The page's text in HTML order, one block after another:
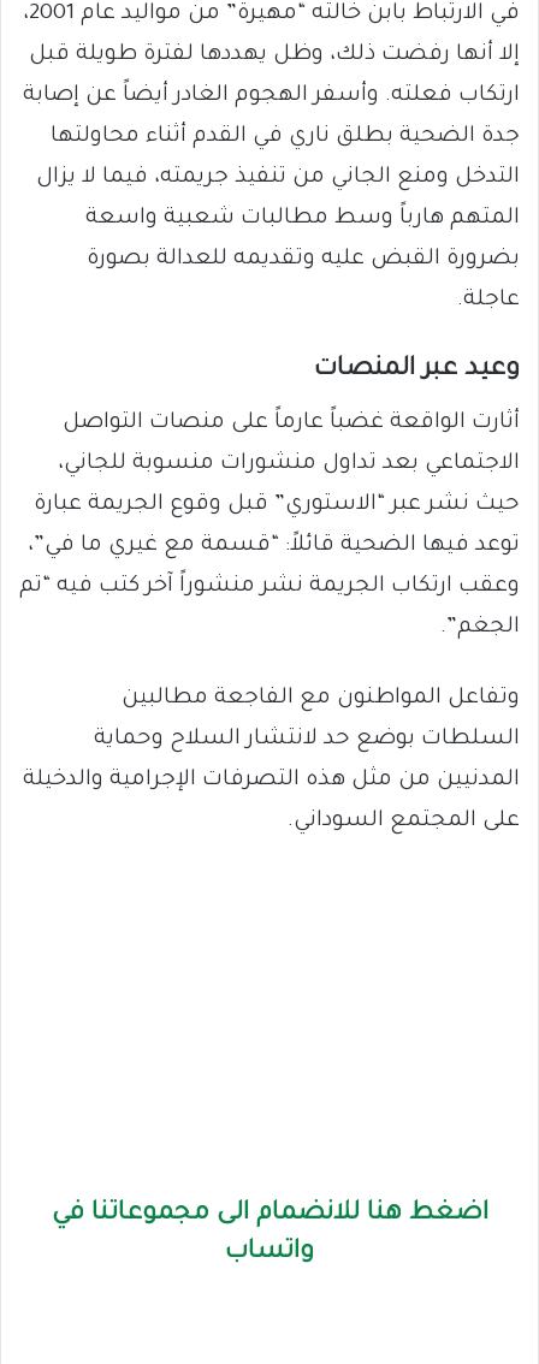
في الارتباط بابن خالته “مهيرة” من مواليد عام 2001،
إلا أنها رفضت ذلك، وظل يهددها لفترة طويلة قبل
ارتكاب فعلته. وأسفر الهجوم الغادر أيضاً عن إصابة
جدة الضحية بطلق ناري في القدم أثناء محاولتها
التدخل ومنع الجاني من تنفيذ جريمته، فيما لا يزال
المتهم هارباً وسط مطالبات شعبية واسعة
بضرورة القبض عليه وتقديمه للعدالة بصورة
عاجلة.
وعيد عبر المنصات
أثارت الواقعة غضباً عارماً على منصات التواصل
الاجتماعي بعد تداول منشورات منسوبة للجاني،
حيث نشر عبر “الاستوري” قبل وقوع الجريمة عبارة
توعد فيها الضحية قائلاً: “قسمة مع غيري ما في”،
وعقب ارتكاب الجريمة نشر منشوراً آخر كتب فيه “تم
الجغم”.
وتفاعل المواطنون مع الفاجعة مطالبين
السلطات بوضع حد لانتشار السلاح وحماية
المدنيين من مثل هذه التصرفات الإجرامية والدخيلة
على المجتمع السوداني.
اضغط هنا للانضمام الى مجموعاتنا في
واتساب